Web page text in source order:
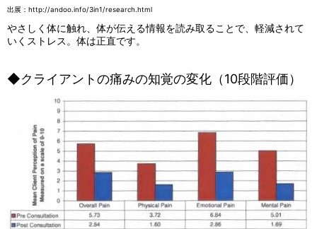
出展： http://andoo.info/3in1/research.html
やさしく体に触れ、体が伝える情報を読み取ることで、軽減されて
いくストレス。体は正直です。
◆クライアントの痛みの知覚の変化（10段階評価）